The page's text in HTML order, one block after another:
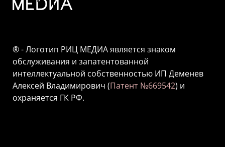
® - Логотип РИЦ МЕДИА является знаком
обслуживания и запатентованной
интеллектуальной собственностью ИП Деменев
Алексей Владимирович (Патент №669542) и
охраняется ГК РФ.